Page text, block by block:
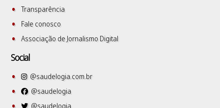
Transparência
Fale conosco
Associação de Jornalismo Digital
Social
@saudelogia.com.br
@saudelogia
@saudelogia